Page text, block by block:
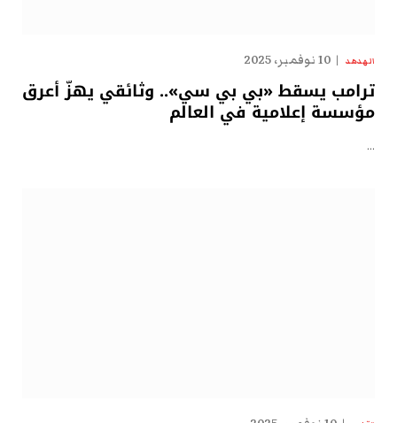
الهدهد 10 نوفمبر، 2025
ترامب يسقط «بي بي سي».. وثائقي يهزّ أعرق
مؤسسة إعلامية في العالم
…